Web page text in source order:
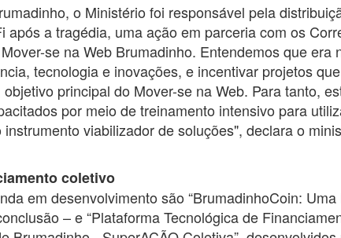
o Ministério foi responsável pela
após a tragédia, uma ação em parceria com os
se na Web Brumadinho. Entendemos que era
tecnologia e inovações, e incentivar projetos
principal do Mover-se na Web. Para tanto,
por meio de treinamento intensivo para
instrumento viabilizador de soluções", declara o
coletivo
em desenvolvimento são “BrumadinhoCoin:
– e “Plataforma Tecnológica de